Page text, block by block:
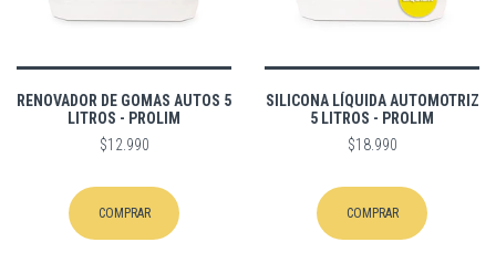
RENOVADOR DE GOMAS AUTOS 5
LITROS - PROLIM
$12.990
COMPRAR
SILICONA LÍQUIDA AUTOMOTRIZ
5 LITROS - PROLIM
$18.990
COMPRAR